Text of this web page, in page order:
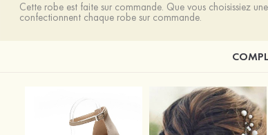
Cette robe est faite sur commande. Que vous choisissiez
confectionnent chaque robe sur commande.